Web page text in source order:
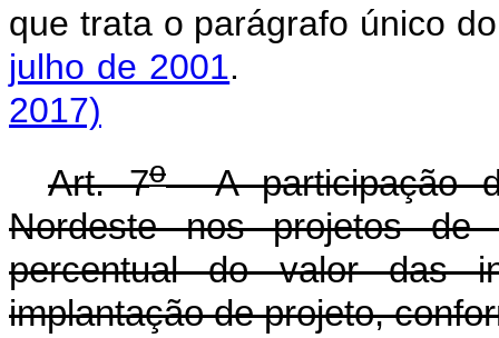
que trata o parágrafo único
julho de 2001
2017)
Art. 7oA participação
Nordeste nos projetos de
percentual do valor das
implantação de projeto,